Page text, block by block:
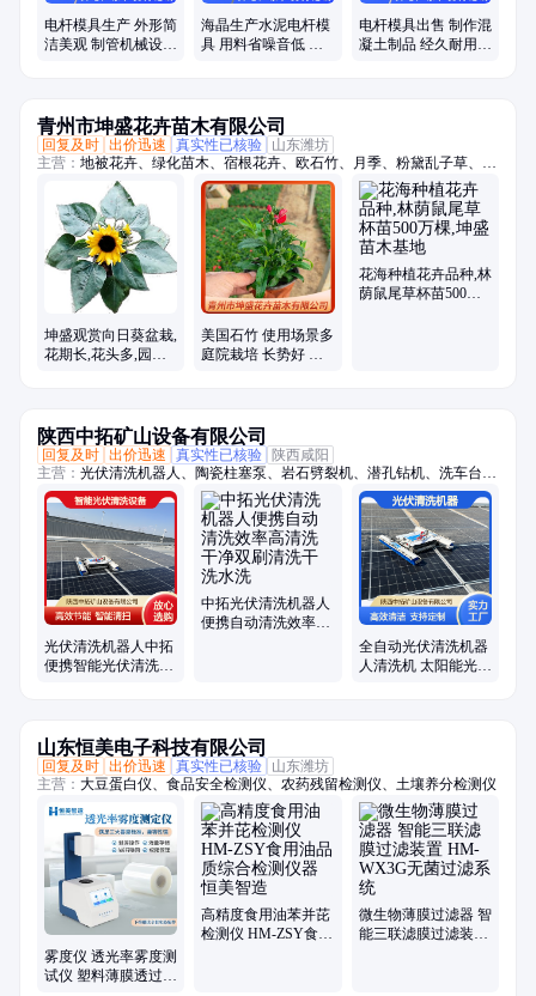
电杆模具生产 外形简
洁美观 制管机械设备
海晶生产水泥电杆模
具 用料省噪音低 制
电杆模具出售 制作混
凝土制品 经久耐用
青州市坤盛花卉苗木有限公司
回复及时 出价迅速 真实性已核验
山东潍坊
主营： 地被花卉、绿化苗木、宿根花卉、欧石竹、月季、粉黛乱子草、时
令草花、菊花
坤盛观赏向日葵盆栽,
花期长,花头多,园林
美国石竹 使用场景多
庭院栽培 长势好 喜
花海种植花卉品种,林
荫鼠尾草杯苗500万
陕西中拓矿山设备有限公司
回复及时 出价迅速 真实性已核验
陕西咸阳
主营： 光伏清洗机器人、陶瓷柱塞泵、岩石劈裂机、潜孔钻机、洗车台、
张拉千斤顶
光伏清洗机器人中拓
便携智能光伏清洗设
中拓光伏清洗机器人
便携自动清洗效率高
全自动光伏清洗机器
人清洗机 太阳能光伏
山东恒美电子科技有限公司
回复及时 出价迅速 真实性已核验
山东潍坊
主营： 大豆蛋白仪、食品安全检测仪、农药残留检测仪、土壤养分检测仪
雾度仪 透光率雾度测
试仪 塑料薄膜透过率
高精度食用油苯并芘
检测仪 HM-ZSY食用
微生物薄膜过滤器 智
能三联滤膜过滤装置